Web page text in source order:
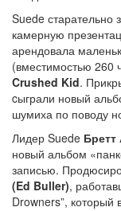
Suede старательно
камерную
арендовала
(вместимостью 260
Crushed Kid.
cыграли новый
шумиха по поводу
Лидер Suede
новый альбом
записью.
(Ed Buller),
Drowners”,